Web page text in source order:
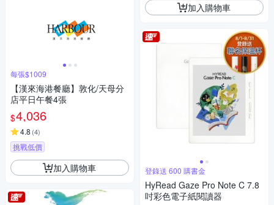
每張$1009
【漢來海港餐廳】敦化/天母分
店平日午餐4張
$4,036
4.8 (4)
挑戰低價
加入購物車
加入購物車
登錄送 600 購書金
HyRead Gaze Pro Note C 7.8
吋彩色電子紙閱讀器